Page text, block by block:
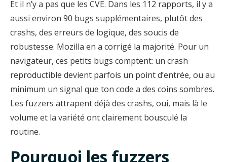
Et il n’y a pas que les CVE. Dans les 112 rapports, il y a
aussi environ 90 bugs supplémentaires, plutôt des
crashs, des erreurs de logique, des soucis de
robustesse. Mozilla en a corrigé la majorité. Pour un
navigateur, ces petits bugs comptent: un crash
reproductible devient parfois un point d’entrée, ou au
minimum un signal que ton code a des coins sombres.
Les fuzzers attrapent déjà des crashs, oui, mais là le
volume et la variété ont clairement bousculé la
routine.
Pourquoi les fuzzers